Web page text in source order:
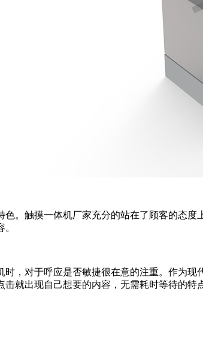
色。触摸一体机厂家充分的站在了顾客的态
时，对于呼应是否敏捷很在意的注重。作为
就出现自己想要的内容，无需耗时等待的特